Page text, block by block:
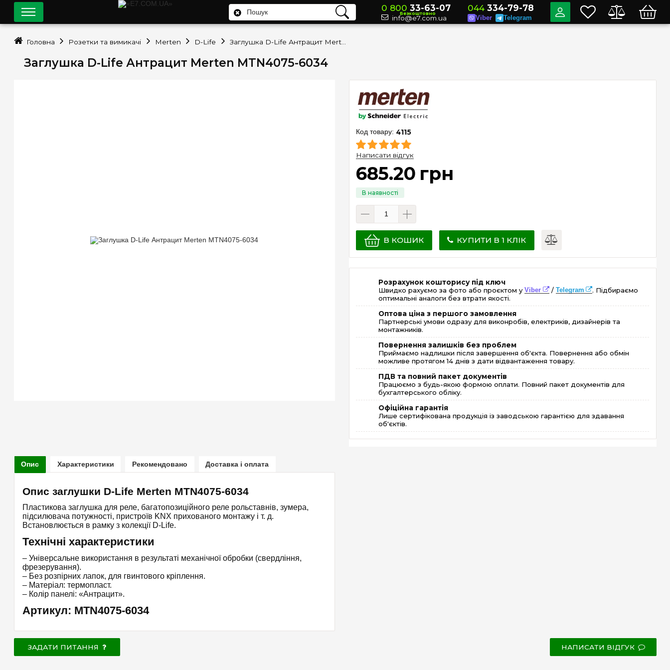
Заглушка D-Life Антрацит Merten MTN4075-6034
4115
Написати відгук
685.20 грн
В КОШИК КУПИТИ В 1 КЛІК
Розрахунок кошторису під ключ
Швидко рахуємо за фото або проєктом уViber / Telegram
. Підбираємо
оптимальні аналоги без втрати якості.
Оптова ціна з першого замовлення
Партнерські умови одразу для виконробів, електриків, дизайнерів та
монтажників.
Повернення залишків без проблем
Приймаємо надлишки після завершення об'єкта. Повернення або обмін
можливе протягом 14 днів з дати відвантаження товару.
ПДВ та повний пакет документів
Працюємо з будь-якою формою оплати. Повний пакет документів для
бухгалтерського обліку.
Офіційна гарантія
Лише сертифікована продукція із заводською гарантією для здавання
об'єктів.
Опис Характеристики Рекомендовано Доставка і оплата
Опис заглушки D-Life Merten MTN4075-6034
Пластикова заглушка для реле, багатопозиційного реле рольставнів, зумера,
підсилювача потужності, пристроїв KNX прихованого монтажу і т. д.
Встановлюється в рамку з колекції D-Life.
Технічні характеристики
– Універсальне використання в результаті механічної обробки (свердління,
фрезерування).
– Без розпірних лапок, для гвинтового кріплення.
– Матеріал: термопласт.
– Колір панелі: «Антрацит».
Артикул: MTN4075-6034
ЗАДАТИ ПИТАННЯ НАПИСАТИ ВІДГУК
0 800 33-63-07
Безкоштовно
info@e7.com.ua
044 334-79-78
Viber Telegram
Головна Розетки та вимикачі Merten D-Life